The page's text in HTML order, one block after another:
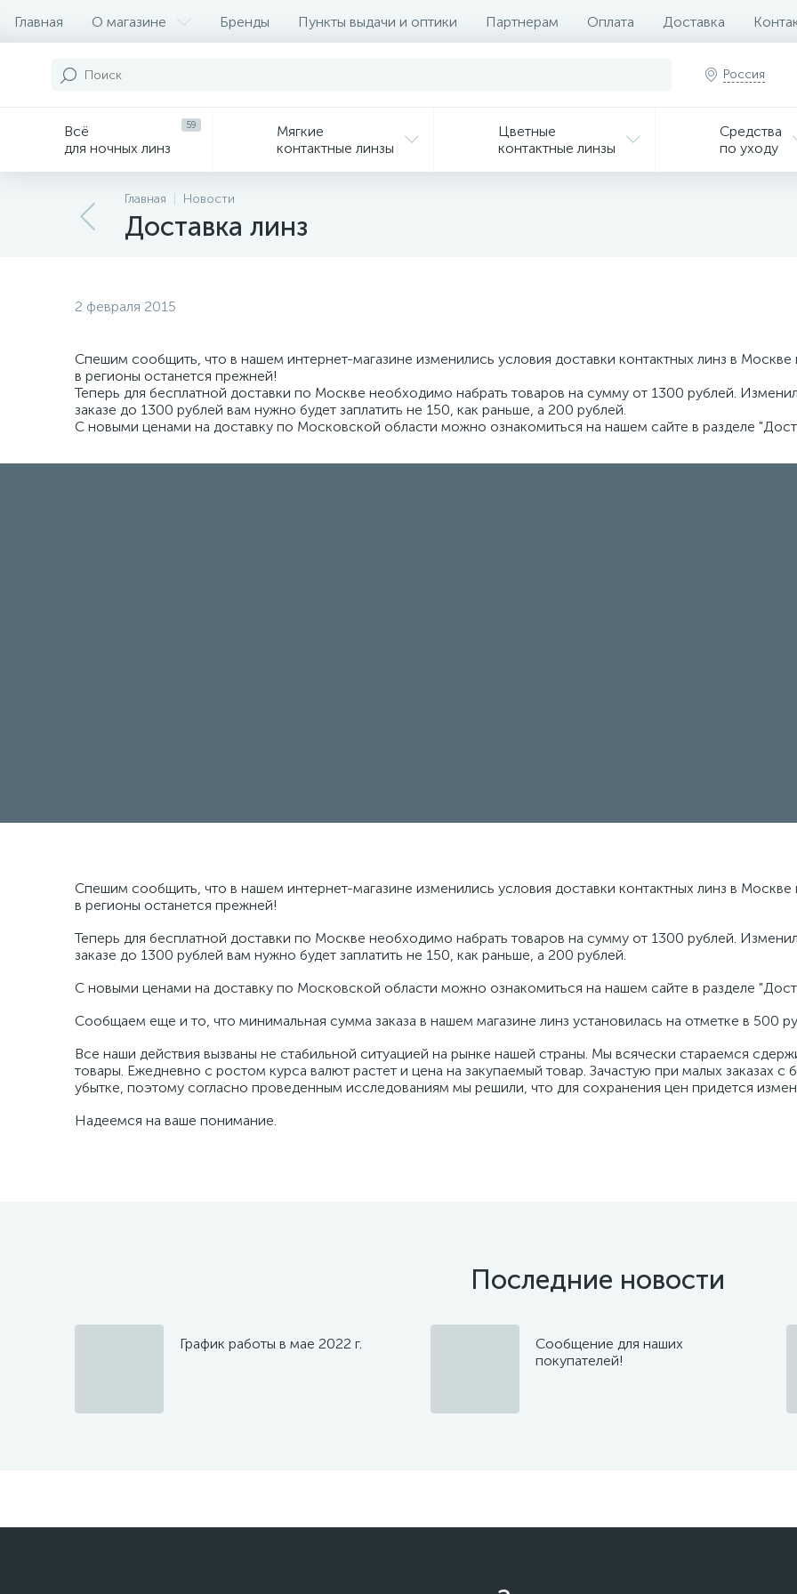
Главная О магазине Бренды Пункты выдачи и оптики Партнерам Оплата Доставка
Россия
Всё
для ночных линз
59
Мягкие
контактные линзы
Цветные
контактные линзы
Средства
по уходу
Главная Новости
Доставка линз
2 февраля 2015
Спешим сообщить, что в нашем интернет-магазине изменились условия доставки контактных линз в
в регионы останется прежней!
Теперь для бесплатной доставки по Москве необходимо набрать товаров на сумму от 1300 рублей.
заказе до 1300 рублей вам нужно будет заплатить не 150, как раньше, а 200 рублей.
С новыми ценами на доставку по Московской области можно ознакомиться на нашем сайте в разделе
Спешим сообщить, что в нашем интернет-магазине изменились условия доставки контактных линз в
в регионы останется прежней!
Теперь для бесплатной доставки по Москве необходимо набрать товаров на сумму от 1300 рублей.
заказе до 1300 рублей вам нужно будет заплатить не 150, как раньше, а 200 рублей.
С новыми ценами на доставку по Московской области можно ознакомиться на нашем сайте в разделе
Сообщаем еще и то, что минимальная сумма заказа в нашем магазине линз установилась на отметке в 500
Все наши действия вызваны не стабильной ситуацией на рынке нашей страны. Мы всячески стараемся
товары. Ежедневно с ростом курса валют растет и цена на закупаемый товар. Зачастую при малых заказах с
убытке, поэтому согласно проведенным исследованиям мы решили, что для сохранения цен придется
Надеемся на ваше понимание.
Последние новости
График работы в мае 2022 г.
Сообщение для наших
покупателей!